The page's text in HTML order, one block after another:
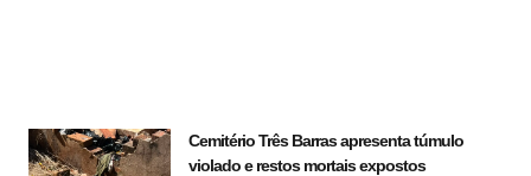
Cemitério Três Barras apresenta túmulo
violado e restos mortais expostos